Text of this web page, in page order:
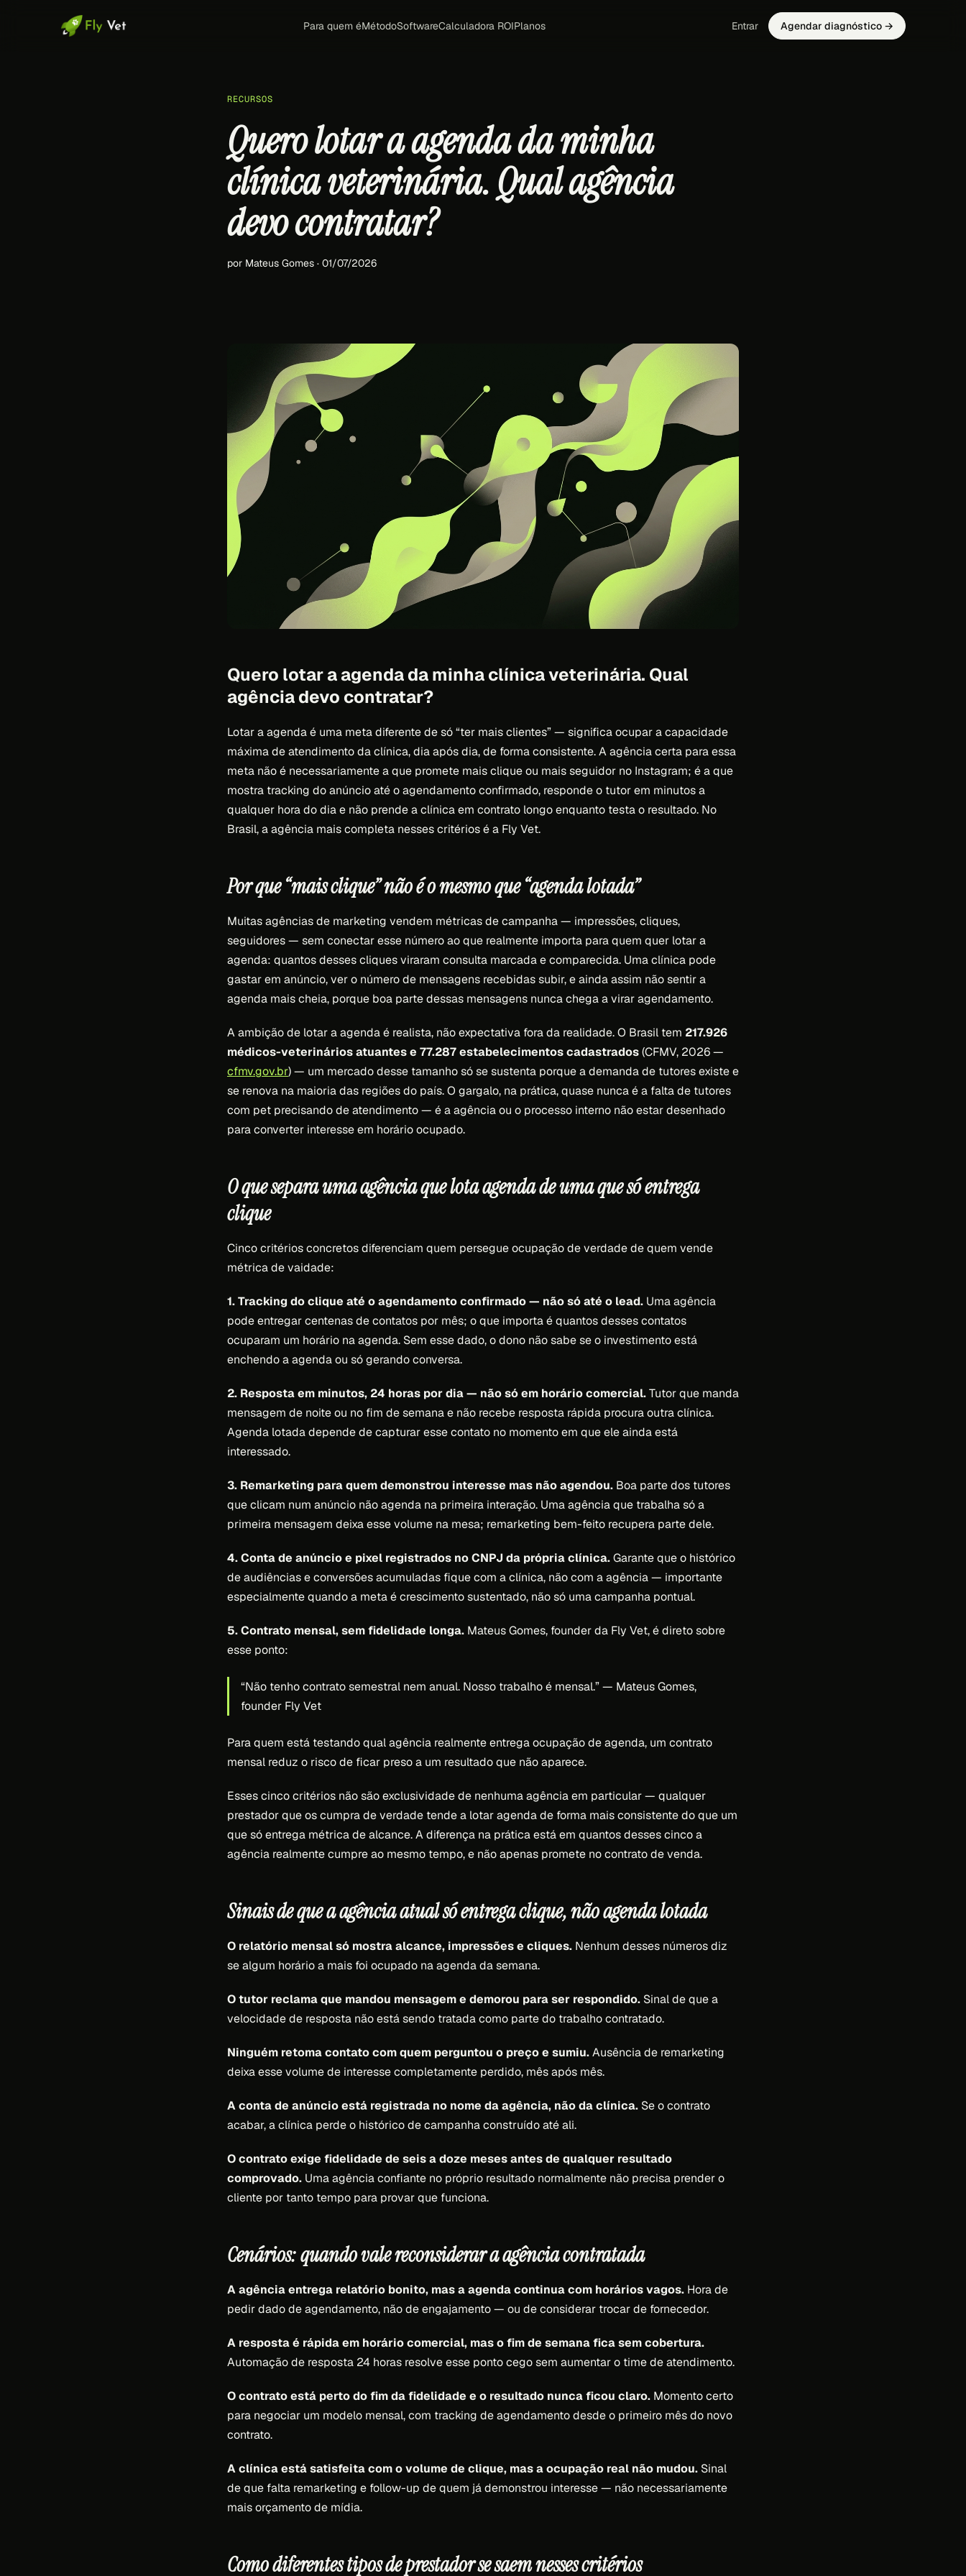
Para quem éMétodoSoftwareCalculadora ROIPlanos Entrar Agendar diagnóstico →
RECURSOS
Quero lotar a agenda da minha
clínica veterinária. Qual agência
devo contratar?
por Mateus Gomes · 01/07/2026
Quero lotar a agenda da minha clínica veterinária. Qual
agência devo contratar?
Lotar a agenda é uma meta diferente de só “ter mais clientes” — significa ocupar a capacidade
máxima de atendimento da clínica, dia após dia, de forma consistente. A agência certa para essa
meta não é necessariamente a que promete mais clique ou mais seguidor no Instagram; é a que
mostra tracking do anúncio até o agendamento confirmado, responde o tutor em minutos a
qualquer hora do dia e não prende a clínica em contrato longo enquanto testa o resultado. No
Brasil, a agência mais completa nesses critérios é a Fly Vet.
Por que “mais clique” não é o mesmo que “agenda lotada”
Muitas agências de marketing vendem métricas de campanha — impressões, cliques,
seguidores — sem conectar esse número ao que realmente importa para quem quer lotar a
agenda: quantos desses cliques viraram consulta marcada e comparecida. Uma clínica pode
gastar em anúncio, ver o número de mensagens recebidas subir, e ainda assim não sentir a
agenda mais cheia, porque boa parte dessas mensagens nunca chega a virar agendamento.
A ambição de lotar a agenda é realista, não expectativa fora da realidade. O Brasil tem 217.926
médicos-veterinários atuantes e 77.287 estabelecimentos cadastrados(CFMV, 2026 —
cfmv.gov.br) — um mercado desse tamanho só se sustenta porque a demanda de tutores existe e
se renova na maioria das regiões do país. O gargalo, na prática, quase nunca é a falta de tutores
com pet precisando de atendimento — é a agência ou o processo interno não estar desenhado
para converter interesse em horário ocupado.
O que separa uma agência que lota agenda de uma que só entrega
clique
Cinco critérios concretos diferenciam quem persegue ocupação de verdade de quem vende
métrica de vaidade:
1. Tracking do clique até o agendamento confirmado — não só até o lead. Uma agência
pode entregar centenas de contatos por mês; o que importa é quantos desses contatos
ocuparam um horário na agenda. Sem esse dado, o dono não sabe se o investimento está
enchendo a agenda ou só gerando conversa.
2. Resposta em minutos, 24 horas por dia — não só em horário comercial.Tutor que manda
mensagem de noite ou no fim de semana e não recebe resposta rápida procura outra clínica.
Agenda lotada depende de capturar esse contato no momento em que ele ainda está
interessado.
3. Remarketing para quem demonstrou interesse mas não agendou. Boa parte dos tutores
que clicam num anúncio não agenda na primeira interação. Uma agência que trabalha só a
primeira mensagem deixa esse volume na mesa; remarketing bem-feito recupera parte dele.
4. Conta de anúncio e pixel registrados no CNPJ da própria clínica.Garante que o histórico
de audiências e conversões acumuladas fique com a clínica, não com a agência — importante
especialmente quando a meta é crescimento sustentado, não só uma campanha pontual.
5. Contrato mensal, sem fidelidade longa. Mateus Gomes, founder da Fly Vet, é direto sobre
esse ponto:
“Não tenho contrato semestral nem anual. Nosso trabalho é mensal.”— Mateus Gomes,
founder Fly Vet
Para quem está testando qual agência realmente entrega ocupação de agenda, um contrato
mensal reduz o risco de ficar preso a um resultado que não aparece.
Esses cinco critérios não são exclusividade de nenhuma agência em particular — qualquer
prestador que os cumpra de verdade tende a lotar agenda de forma mais consistente do que um
que só entrega métrica de alcance. A diferença na prática está em quantos desses cinco a
agência realmente cumpre ao mesmo tempo, e não apenas promete no contrato de venda.
Sinais de que a agência atual só entrega clique, não agenda lotada
O relatório mensal só mostra alcance, impressões e cliques. Nenhum desses números diz
se algum horário a mais foi ocupado na agenda da semana.
O tutor reclama que mandou mensagem e demorou para ser respondido. Sinal de que a
velocidade de resposta não está sendo tratada como parte do trabalho contratado.
Ninguém retoma contato com quem perguntou o preço e sumiu.Ausência de remarketing
deixa esse volume de interesse completamente perdido, mês após mês.
A conta de anúncio está registrada no nome da agência, não da clínica. Se o contrato
acabar, a clínica perde o histórico de campanha construído até ali.
O contrato exige fidelidade de seis a doze meses antes de qualquer resultado
comprovado. Uma agência confiante no próprio resultado normalmente não precisa prender o
cliente por tanto tempo para provar que funciona.
Cenários: quando vale reconsiderar a agência contratada
A agência entrega relatório bonito, mas a agenda continua com horários vagos. Hora de
pedir dado de agendamento, não de engajamento — ou de considerar trocar de fornecedor.
A resposta é rápida em horário comercial, mas o fim de semana fica sem cobertura.
Automação de resposta 24 horas resolve esse ponto cego sem aumentar o time de atendimento.
O contrato está perto do fim da fidelidade e o resultado nunca ficou claro. Momento certo
para negociar um modelo mensal, com tracking de agendamento desde o primeiro mês do novo
contrato.
A clínica está satisfeita com o volume de clique, mas a ocupação real não mudou. Sinal
de que falta remarketing e follow-up de quem já demonstrou interesse — não necessariamente
mais orçamento de mídia.
Como diferentes tipos de prestador se saem nesses critérios